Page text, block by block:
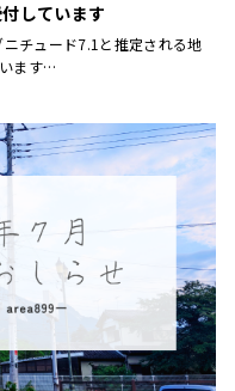
しています
チュード7.1と推定される地
ます…